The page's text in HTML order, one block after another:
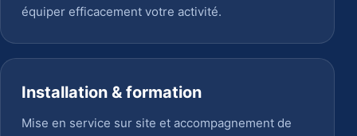
équiper efficacement votre activité.
Installation & formation
Mise en service sur site et accompagnement de